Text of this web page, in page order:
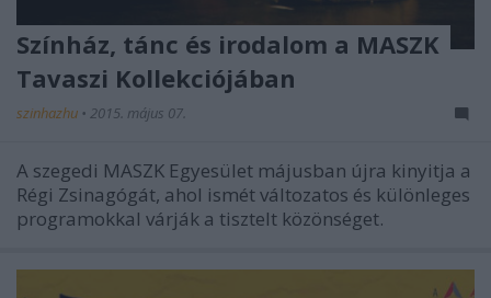
Színház, tánc és irodalom a MASZK
Tavaszi Kollekciójában
szinhazhu • 2015. május 07.
A szegedi MASZK Egyesület májusban újra kinyitja a
Régi Zsinagógát, ahol ismét változatos és különleges
programokkal várják a tisztelt közönséget.